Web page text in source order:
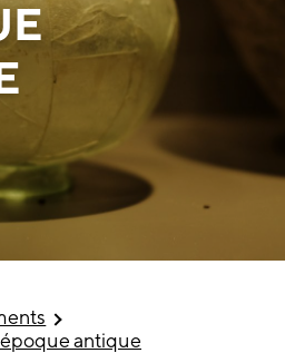
antique